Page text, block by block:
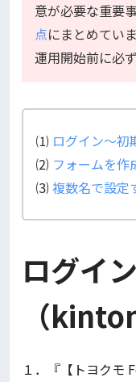
意が必要な重要
点にまとめていま
運用開始前に必
⑴ ログイン～初
⑵ フォームを作
⑶ 複数名で設定
ログイ
（
１．『【トヨクモ